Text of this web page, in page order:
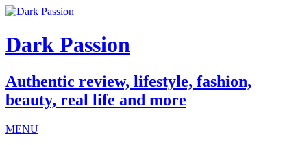
Dark Passion
Authentic review, lifestyle, fashion,
beauty, real life and more
MENU